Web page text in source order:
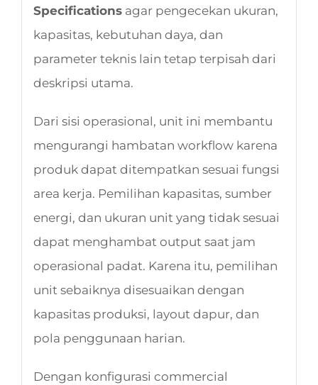
Specificationsagar pengecekan ukuran,
kapasitas, kebutuhan daya, dan
parameter teknis lain tetap terpisah dari
deskripsi utama.
Dari sisi operasional, unit ini membantu
mengurangi hambatan workflow karena
produk dapat ditempatkan sesuai fungsi
area kerja. Pemilihan kapasitas, sumber
energi, dan ukuran unit yang tidak sesuai
dapat menghambat output saat jam
operasional padat. Karena itu, pemilihan
unit sebaiknya disesuaikan dengan
kapasitas produksi, layout dapur, dan
pola penggunaan harian.
Dengan konfigurasi commercial